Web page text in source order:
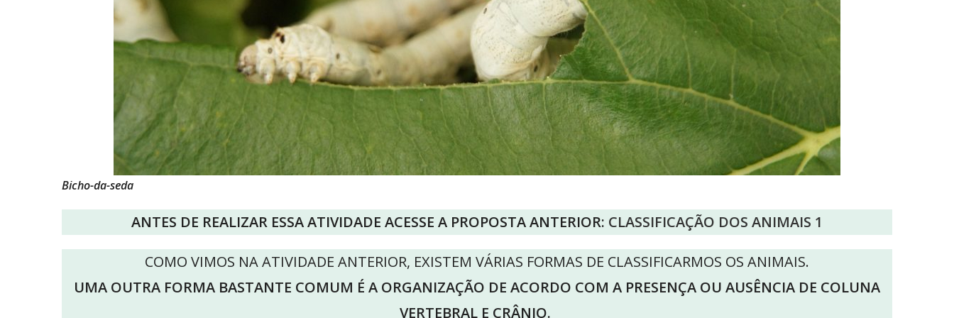
Bicho-da-seda
ANTES DE REALIZAR ESSA ATIVIDADE ACESSE A PROPOSTA ANTERIOR: CLASSIFICAÇÃO DOS ANIMAIS 1
COMO VIMOS NA ATIVIDADE ANTERIOR, EXISTEM VÁRIAS FORMAS DE CLASSIFICARMOS OS ANIMAIS.
UMA OUTRA FORMA BASTANTE COMUM É A ORGANIZAÇÃO DE ACORDO COM A PRESENÇA OU AUSÊNCIA DE COLUNA
VERTEBRAL E CRÂNIO.